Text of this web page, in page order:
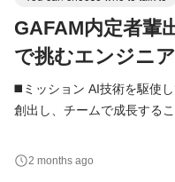
GAFAM内定者輩
で挑むエンジニ
◼️ミッション AI技術を駆使して、社会やビジネスに新たな価値を
創出し、チームで成長する
がい AIエンジニアとして、ゼロから価値を創出する挑戦ができま
す。長く日本経済を支えて
2 months ago